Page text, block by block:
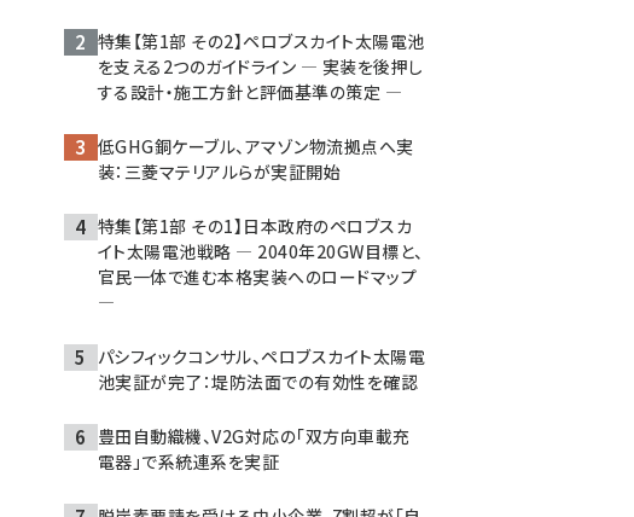
特集【第1部 その2】ペロブスカイト太陽電池
を支える2つのガイドライン ― 実装を後押し
する設計・施工方針と評価基準の策定 ―
低GHG銅ケーブル、アマゾン物流拠点へ実
装：三菱マテリアルらが実証開始
特集【第1部 その1】日本政府のペロブスカ
イト太陽電池戦略 ― 2040年20GW目標と、
官民一体で進む本格実装へのロードマップ
―
パシフィックコンサル、ペロブスカイト太陽電
池実証が完了：堤防法面での有効性を確認
豊田自動織機、V2G対応の「双方向車載充
電器」で系統連系を実証